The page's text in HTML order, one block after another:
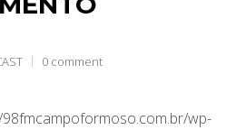
0 comment
wp-